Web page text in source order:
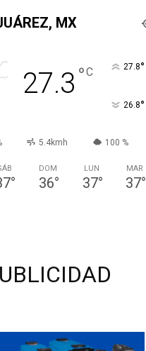
MX
27.3 °C 27.8°
26.8°
5.4kmh 100 %
°
DOM
36°
LUN
37°
MAR
37°